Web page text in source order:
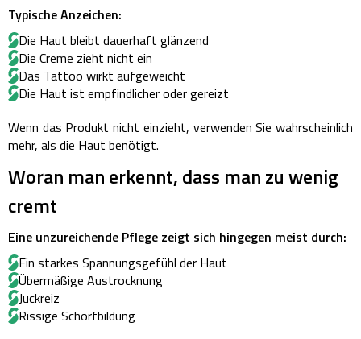
Typische Anzeichen:
Die Haut bleibt dauerhaft glänzend
Die Creme zieht nicht ein
Das Tattoo wirkt aufgeweicht
Die Haut ist empfindlicher oder gereizt
Wenn das Produkt nicht einzieht, verwenden Sie wahrscheinlich
mehr, als die Haut benötigt.
Woran man erkennt, dass man zu wenig
cremt
Eine unzureichende Pflege zeigt sich hingegen meist durch:
Ein starkes Spannungsgefühl der Haut
Übermäßige Austrocknung
Juckreiz
Rissige Schorfbildung